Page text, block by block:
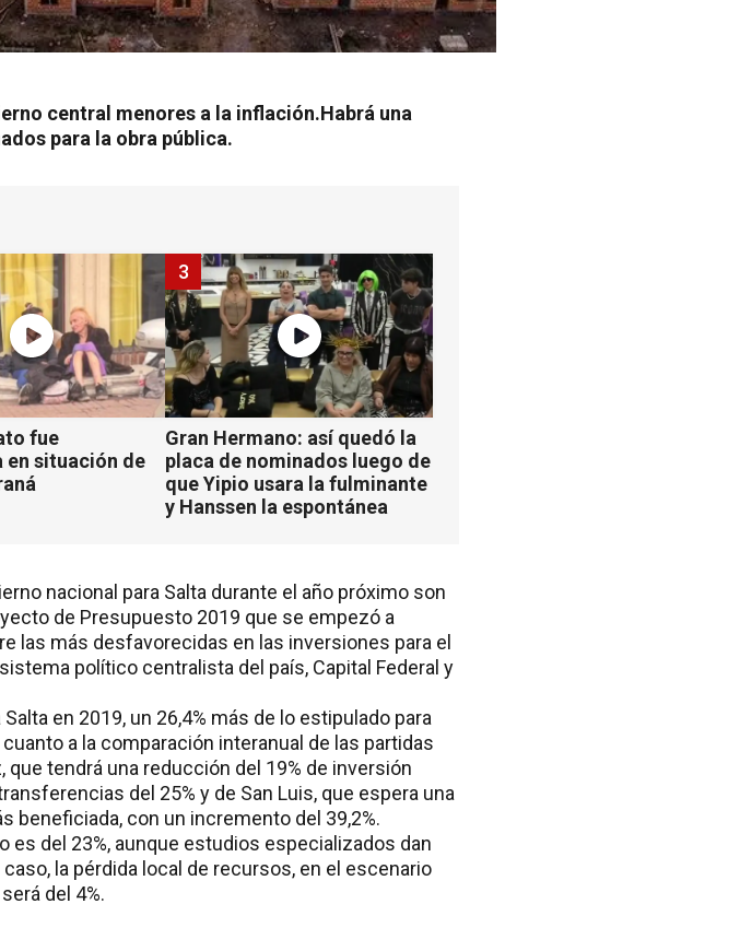
central menores a la inflación.Habrá una
para la obra pública.
fue
en situación de
Gran Hermano: así quedó la
placa de nominados luego de
que Yipio usara la fulminante
y Hanssen la espontánea
3
nacional para Salta durante el año próximo son
de Presupuesto 2019 que se empezó a
las más desfavorecidas en las inversiones para el
político centralista del país, Capital Federal y
en 2019, un 26,4% más de lo estipulado para
a la comparación interanual de las partidas
tendrá una reducción del 19% de inversión
del 25% y de San Luis, que espera una
beneficiada, con un incremento del 39,2%.
es del 23%, aunque estudios especializados dan
la pérdida local de recursos, en el escenario
del 4%.